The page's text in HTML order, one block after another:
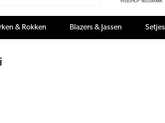
& Rokken Blazers & Jassen Setjes